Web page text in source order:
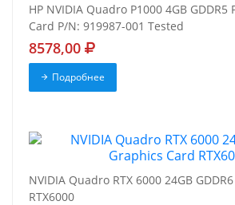
HP NVIDIA Quadro P1000 4GB GDDR5
Card P/N: 919987-001 Tested
8578,00
Подробнее
NVIDIA Quadro RTX 6000 24GB
RTX6000